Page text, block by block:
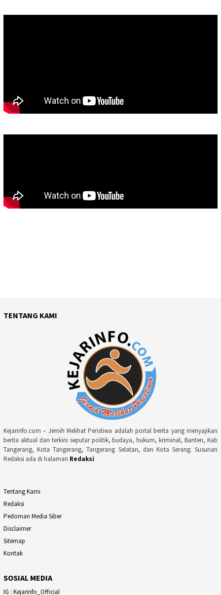
TENTANG KAMI
Kejarinfo.com – Jernih Melihat Peristiwa adalah portal berita yang menyajikan
berita aktual dan terkini seputar politik, budaya, hukum, kriminal, Banten, Kab
Tangerang, Kota Tangerang, Tangerang Selatan, dan Kota Serang. Susunan
Redaksi ada di halaman Redaksi
Tentang Kami
Redaksi
Pedoman Media Siber
Disclaimer
Sitemap
Kontak
SOSIAL MEDIA
IG : Kejarinfo_Official